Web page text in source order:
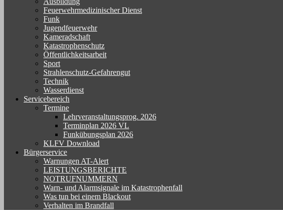
Feuerwehrmedizinischer Dienst
Funk
Jugendfeuerwehr
Kameradschaft
Katastrophenschutz
Öffentlichkeitsarbeit
Sport
Strahlenschutz-Gefahrengut
Technik
Wasserdienst
Servicebereich
Termine
Lehrveranstaltungsprog. 2026
Terminplan 2026 VL
Funkübungsplan 2026
KLFV Download
Bürgerservice
Warnungen AT-Alert
LEISTUNGSBERICHTE
NOTRUFNUMMERN
Warn- und Alarmsignale im Katastrophenfall
Was tun bei einem Blackout
Verhalten im Brandfall